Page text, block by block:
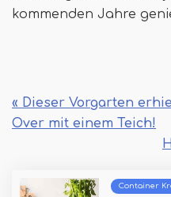
kommenden Jahre
« Dieser Vorgarten
Over mit einem Teich!
Container